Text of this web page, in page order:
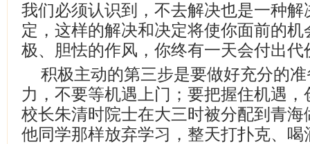
我们必须认识到，不去解决也是一种
定，这样的解决和决定将使你面前的
极、胆怯的作风，你终有一天会付出代
积极主动的第三步是要做好充分的
力，不要等机遇上门；要把握住机遇
校长朱清时院士在大三时被分配到青
他同学那样放弃学习，整天打扑克、